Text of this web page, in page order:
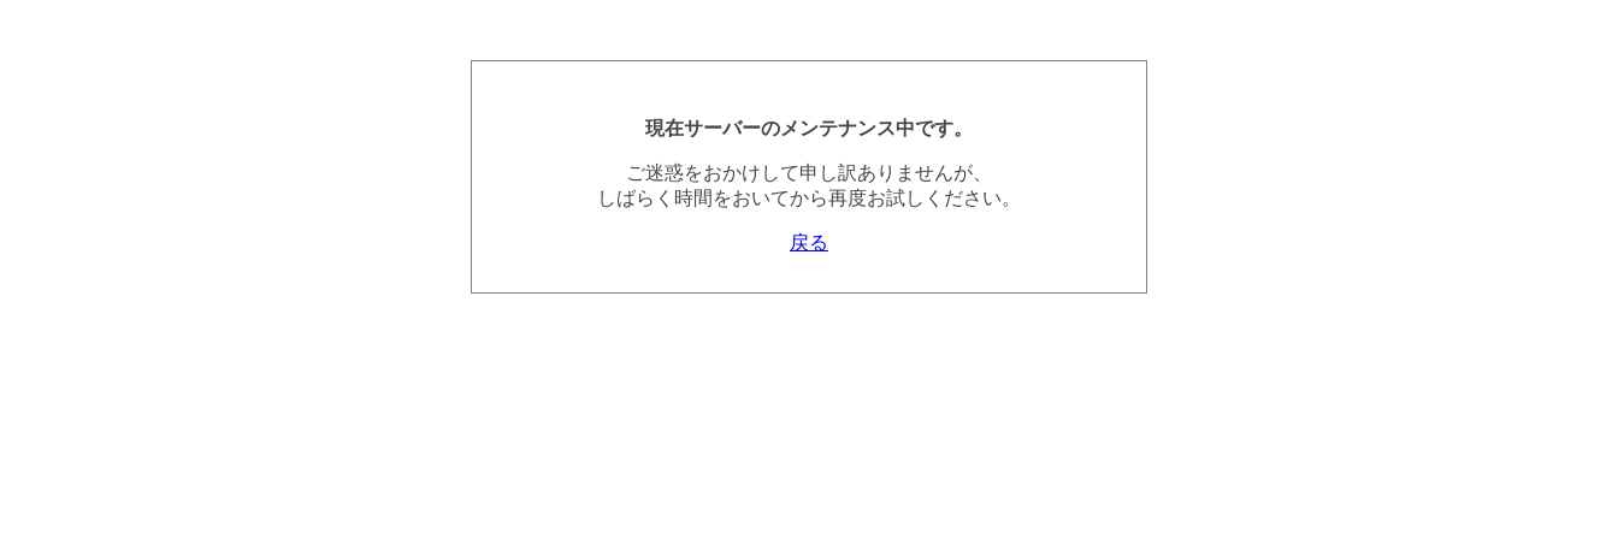
現在サーバーのメンテナンス中です。
ご迷惑をおかけして申し訳ありませんが、
しばらく時間をおいてから再度お試しください。
戻る